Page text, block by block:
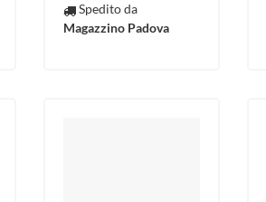
Spedito da
Magazzino Padova